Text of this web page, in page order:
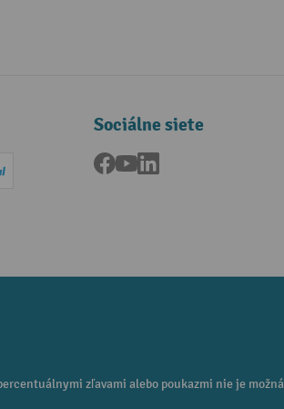
Sociálne siete
Facebook
YouTube
zľavami alebo poukazmi nie je